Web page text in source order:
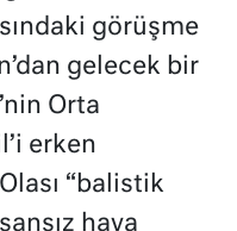
görüşme
gelecek bir
Orta
erken
“balistik
hava